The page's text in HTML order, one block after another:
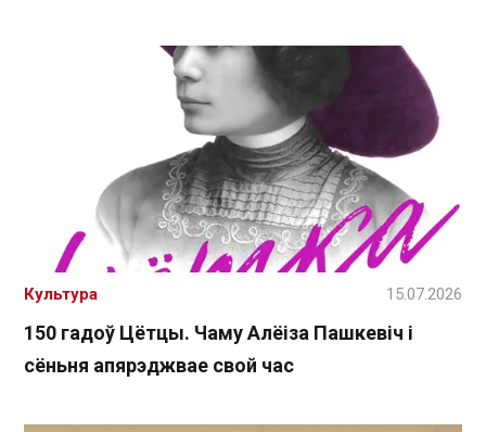
150 гадоў Цётцы. Чаму Алёіза Пашкевіч і
сёньня апярэджвае свой час
Культура 15.07.2026